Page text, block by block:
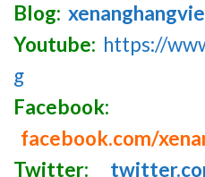
Blog:
Youtube: https://
g
Facebook:
facebook.com/
Twitter: